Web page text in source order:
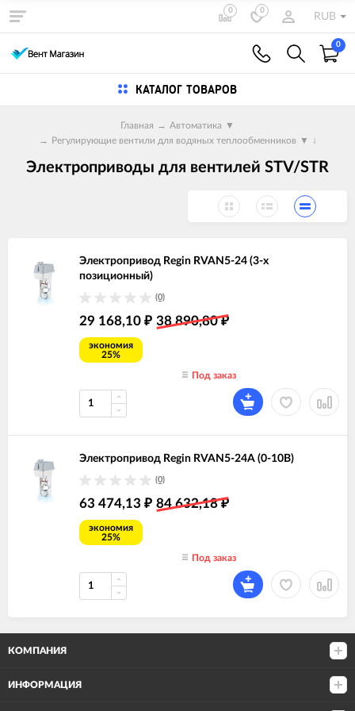
0 0
RUB
0
КАТАЛОГ ТОВАРОВ
Главная → Автоматика ▼
→ Регулирующие вентили для водяных теплообменников ▼ ↓
Электроприводы для вентилей STV/STR
Электропривод Regin RVAN5-24 (3-х
позиционный)
(0)
29 168,10 ₽ 38 890,80₽
экономия
25%
Под заказ
Электропривод Regin RVAN5-24A (0-10В)
(0)
63 474,13 ₽ 84 632,18₽
экономия
25%
Под заказ
КОМПАНИЯ
ИНФОРМАЦИЯ